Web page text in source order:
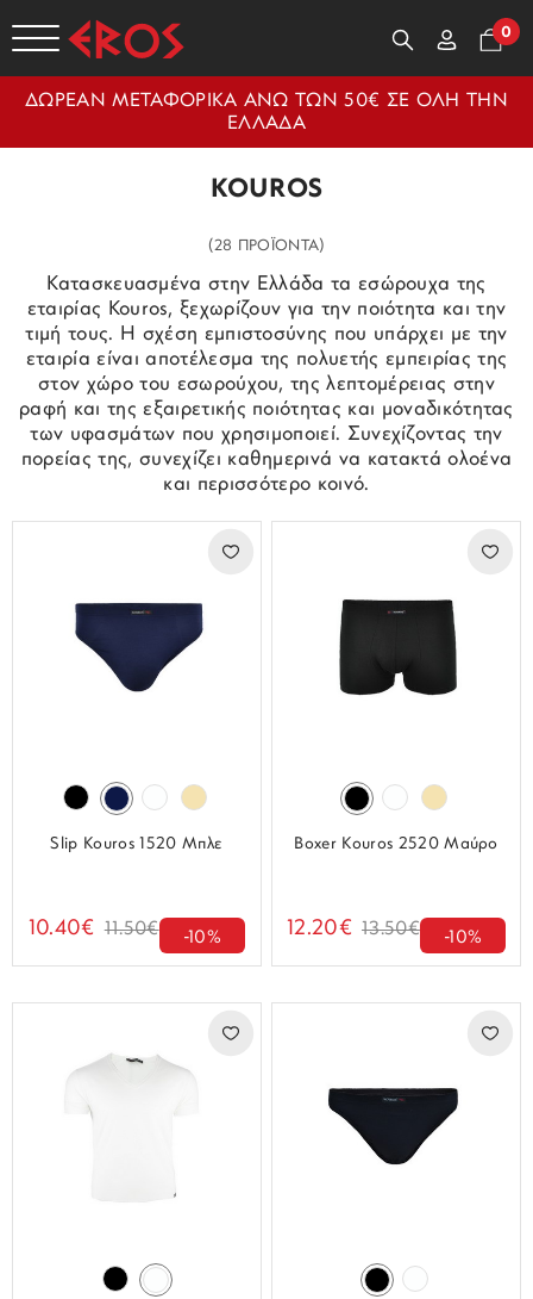
0
ΔΩΡΕΑΝ ΜΕΤΑΦΟΡΙΚΑ ΑΝΩ ΤΩΝ 50€ ΣΕ ΟΛΗ ΤΗΝ
ΕΛΛΑΔΑ
KOUROS
(28 ΠΡΟΪΟΝΤΑ)
Κατασκευασμένα στην Ελλάδα τα εσώρουχα της
εταιρίας Kouros, ξεχωρίζουν για την ποιότητα και την
τιμή τους. Η σχέση εμπιστοσύνης που υπάρχει με την
εταιρία είναι αποτέλεσμα της πολυετής εμπειρίας της
στον χώρο του εσωρούχου, της λεπτομέρειας στην
ραφή και της εξαιρετικής ποιότητας και μοναδικότητας
των υφασμάτων που χρησιμοποιεί. Συνεχίζοντας την
πορείας της, συνεχίζει καθημερινά να κατακτά ολοένα
και περισσότερο κοινό.
Slip Kouros 1520 Μπλε
10.40€ 11.50€ -10%
Boxer Kouros 2520 Mαύρο
12.20€ 13.50€ -10%